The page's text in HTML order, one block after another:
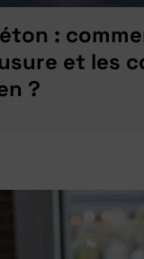
:
et les
?